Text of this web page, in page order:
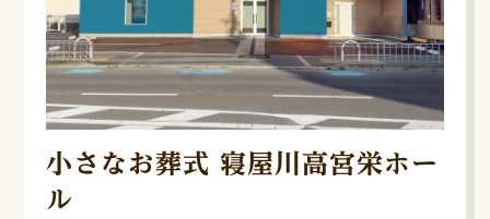
小さなお葬式 寝屋川高宮栄ホー
ル